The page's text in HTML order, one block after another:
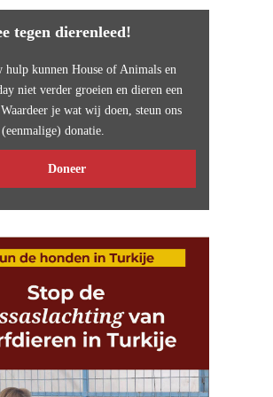
tegen dierenleed!
hulp kunnen House of Animals en
niet verder groeien en dieren een
je wat wij doen, steun ons
donatie.
Doneer